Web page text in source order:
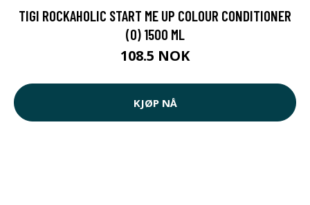
TIGI ROCKAHOLIC START ME UP COLOUR CONDITIONER
(O) 1500 ML
108.5 NOK
KJØP NÅ